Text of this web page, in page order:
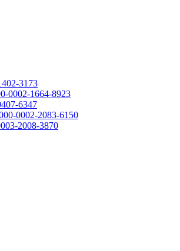
3173
0002-1664-8923
6347
0002-2083-6150
2008-3870